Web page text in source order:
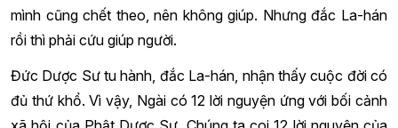
mình cũng chết theo, nên không giúp. Nhưng đắc La-hán
rồi thì phải cứu giúp người.
Đức Dược Sư tu hành, đắc La-hán, nhận thấy cuộc đời có
đủ thứ khổ. Vì vậy, Ngài có 12 lời nguyện ứng với bối cảnh